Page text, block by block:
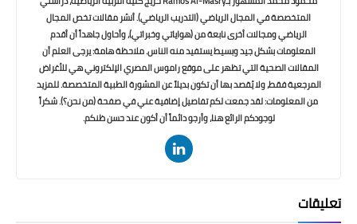
المتخصصة في المجال الرياضي (التدريب الرياضي). أنشر مقالات تخص المجال
الرياضي ومجالات أخرى نابعة من (هواياتي وخبراتي)، وأحاول جاهداً أن أقدم
المعلومات بشكل جيد وبسيط يستفيد منه الناس. ملاحظة هامة: يرجى العلم أن
المقالات الصحية التي تظهر على موقع راموس المصري الإلكتروني هي للأغراض
المرجعية فقط، ولا يُقصد بها أن تكون بديلاً عن المشورة الطبية المتخصصة. للمزيد
من المعلومات: لقد جمعت لكم تفاصيل إضافية عني في صفحة (من نحن؟). شكراً
لوجودكم الرائع هنا، وأرجو دائماً أن أكون عند حسن ظنكم.
تعليقات